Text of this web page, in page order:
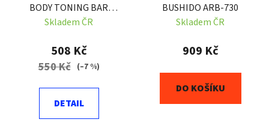
BODY TONING BAR
SEDCO
Skladem ČR
508 Kč
550 Kč (–7 %)
DETAIL
BUSHIDO ARB-730
Skladem ČR
909 Kč
DO KOŠÍKU